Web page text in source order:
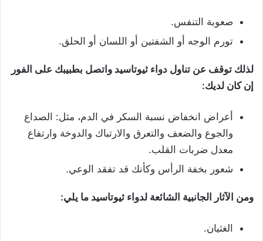
صعوبة التنفس.
تورم الوجه أو الشفتين أو اللسان أو الحلق.
لذلك توقف عن تناول دواء ثيوتاسيد واتصل بطبيبك على الفور
إن كان لديك:
أعراض انخفاض نسبة السكر في الدم، مثل: الصداع
والجوع والضعف والتعرق والارتباك والدوخة وارتفاع
معدل ضربات القلب.
شعور بخفة الرأس وكأنك قد تفقد الوعي.
ومن الآثار الجانبية الشائعة لدواء ثيوتاسيد ما يلي:
الغثيان.